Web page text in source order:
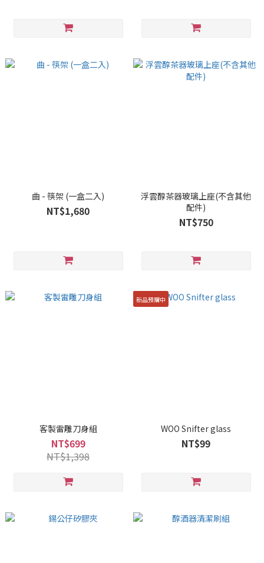
曲 - 筷架 (一盒二入)
NT$1,680
浮雲醇茶器玻璃上座(不含其他
配件)
NT$750
客製雷雕刀身組
NT$699
NT$1,398
新品預購中
WOO Snifter glass
NT$99